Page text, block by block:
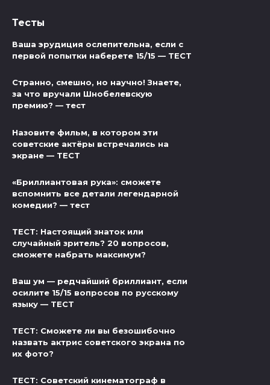
Тесты
Ваша эрудиция ослепительна, если с
первой попытки наберете 15/15 — ТЕСТ
Странно, смешно, но научно! Знаете,
за что вручали Шнобелевскую
премию? — тест
Назовите фильм, в котором эти
советские актёры встречались на
экране — ТЕСТ
«Бриллиантовая рука»: сможете
вспомнить все детали легендарной
комедии? — тест
ТЕСТ: Настоящий знаток или
случайный зритель? 20 вопросов,
сможете набрать максимум?
Ваш ум — редчайший бриллиант, если
осилите 15/15 вопросов по русскому
языку — ТЕСТ
ТЕСТ: Сможете ли вы безошибочно
назвать актрис советского экрана по
их фото?
ТЕСТ: Советский кинематограф в